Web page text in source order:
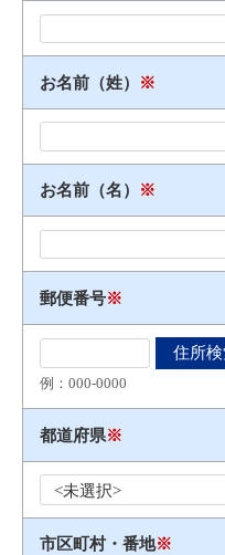
お名前（姓） ※
お名前（名） ※
郵便番号※
例：000​-​0000
都道府県※
市区町村・番地※